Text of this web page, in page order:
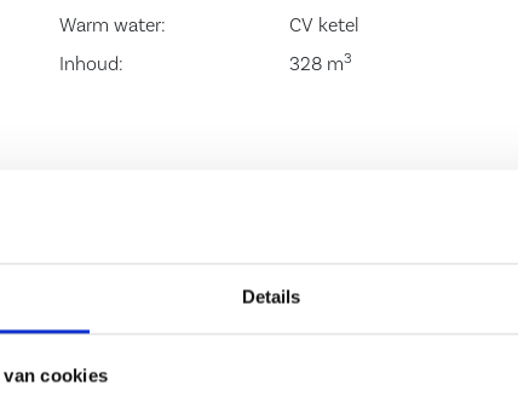
Details
van cookies
met de
Via
bieden
eenvoudig
Warm water: CV ketel
Inhoud: 328 m3